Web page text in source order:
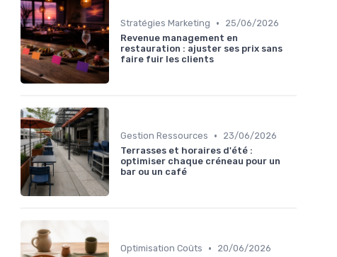
Stratégies Marketing •
25/06/2026
Revenue management en
restauration : ajuster ses prix sans
faire fuir les clients
Gestion Ressources •
23/06/2026
Terrasses et horaires d'été :
optimiser chaque créneau pour un
bar ou un café
Optimisation Coûts •
20/06/2026